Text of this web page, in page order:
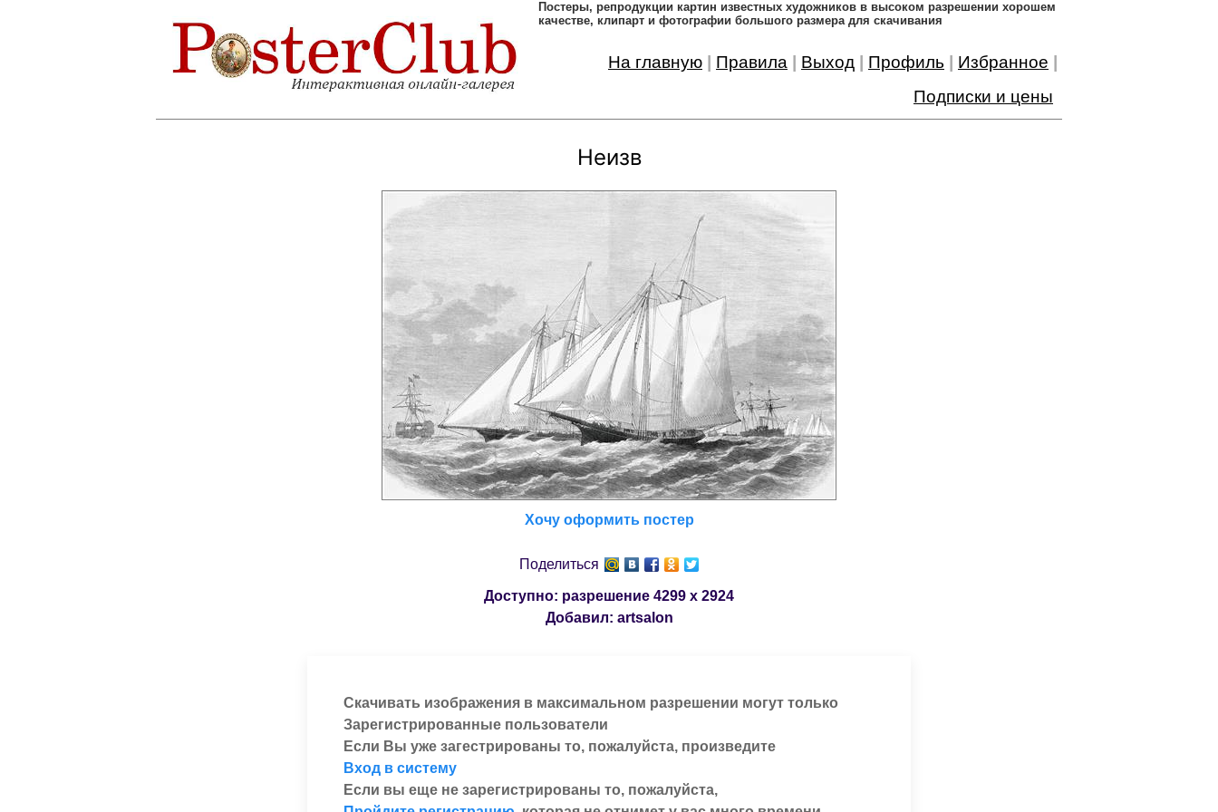
Постеры, pепродукции картин известных художников в высоком разрешении хорошем
качестве, клипарт и фотографии большого размера для скачивания
На главную Правила Выход Профиль Избранное
Подписки и цены
Неизв
Хочу оформить постер
Поделиться
Доступно: разрешение 4299 x 2924
Добавил: artsalon
Скачивать изображения в максимальном разрешении могут только
Зарегистрированные пользователи
Если Вы уже загестрированы то, пожалуйста, произведите
Вход в систему
Если вы еще не зарегистрированы то, пожалуйста,